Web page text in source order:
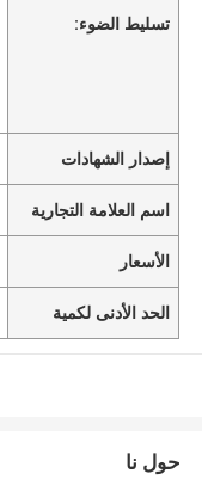
تسليط الضوء:
إصدار الشهادات
اسم العلامة التجارية
الأسعار
الحد الأدنى لكمية
حول نا